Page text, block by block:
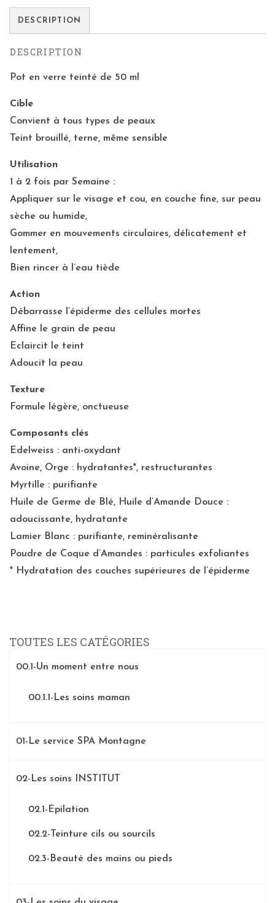
DESCRIPTION
DESCRIPTION
Pot en verre teinté de 50 ml
Cible
Convient à tous types de peaux
Teint brouillé, terne, même sensible
Utilisation
1 à 2 fois par Semaine :
Appliquer sur le visage et cou, en couche fine, sur peau
sèche ou humide,
Gommer en mouvements circulaires, délicatement et
lentement,
Bien rincer à l’eau tiède
Action
Débarrasse l’épiderme des cellules mortes
Affine le grain de peau
Eclaircit le teint
Adoucit la peau
Texture
Formule légère, onctueuse
Composants clés
Edelweiss : anti-oxydant
Avoine, Orge : hydratantes*, restructurantes
Myrtille : purifiante
Huile de Germe de Blé, Huile d’Amande Douce :
adoucissante, hydratante
Lamier Blanc : purifiante, reminéralisante
Poudre de Coque d’Amandes : particules exfoliantes
* Hydratation des couches supérieures de l’épiderme
TOUTES LES CATÉGORIES
00.1-Un moment entre nous
00.1.1-Les soins maman
01-Le service SPA Montagne
02-Les soins INSTITUT
02.1-Epilation
02.2-Teinture cils ou sourcils
02.3-Beauté des mains ou pieds